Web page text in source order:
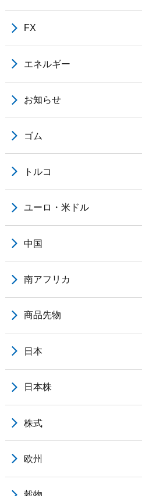
FX
エネルギー
お知らせ
ゴム
トルコ
ユーロ・米ドル
中国
南アフリカ
商品先物
日本
日本株
株式
欧州